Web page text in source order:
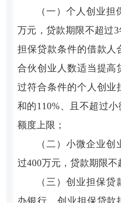
（一）个人创业
万元，贷款期限不超过
担保贷款条件的借款人
合伙创业人数适当提高
过符合条件的个人创业
和的110%、且不超过
额度上限；
（二）小微企业
过400万元，贷款期限不
（三）创业担保
办银行、创业担保贷款